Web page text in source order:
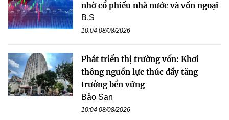
nhờ cổ phiếu nhà nước và vốn ngoại
B.S
10:04 08/08/2026
Phát triển thị trường vốn: Khơi
thông nguồn lực thúc đẩy tăng
trưởng bền vững
Bảo San
10:04 08/08/2026